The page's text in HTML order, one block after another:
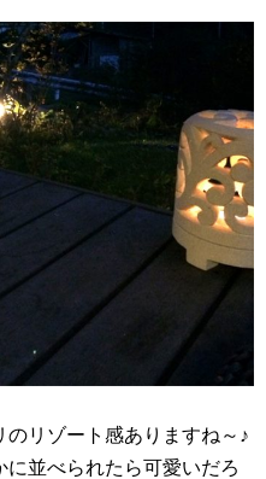
リゾート感ありますね～♪
並べられたら可愛いだろ